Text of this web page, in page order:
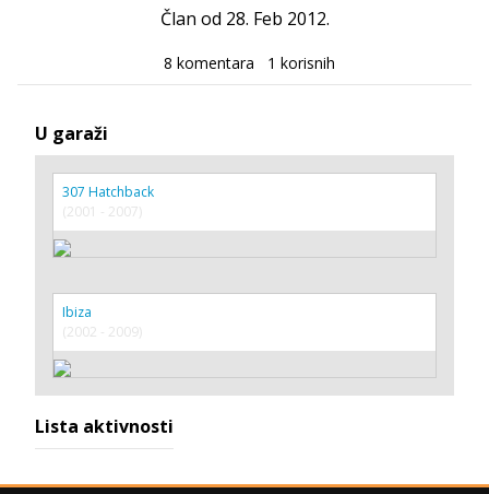
Član od 28. Feb 2012.
8 komentara 1 korisnih
U garaži
307 Hatchback
(2001 - 2007)
Ibiza
(2002 - 2009)
Lista aktivnosti